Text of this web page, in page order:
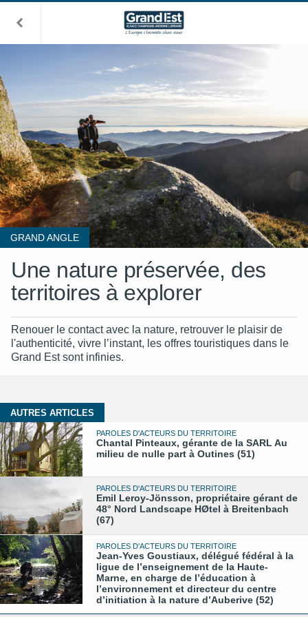
GRAND ANGLE
Une nature préservée, des
territoires à explorer
Renouer le contact avec la nature, retrouver le plaisir de
l'authenticité, vivre l’instant, les offres touristiques dans le
Grand Est sont infinies.
AUTRES ARTICLES
PAROLES D'ACTEURS DU TERRITOIRE
Chantal Pinteaux, gérante de la SARL Au
milieu de nulle part à Outines (51)
PAROLES D'ACTEURS DU TERRITOIRE
Emil Leroy-Jönsson, propriétaire gérant de
48° Nord Landscape HØtel à Breitenbach
(67)
PAROLES D'ACTEURS DU TERRITOIRE
Jean-Yves Goustiaux, délégué fédéral à la
ligue de l’enseignement de la Haute-
Marne, en charge de l’éducation à
l’environnement et directeur du centre
d’initiation à la nature d’Auberive (52)